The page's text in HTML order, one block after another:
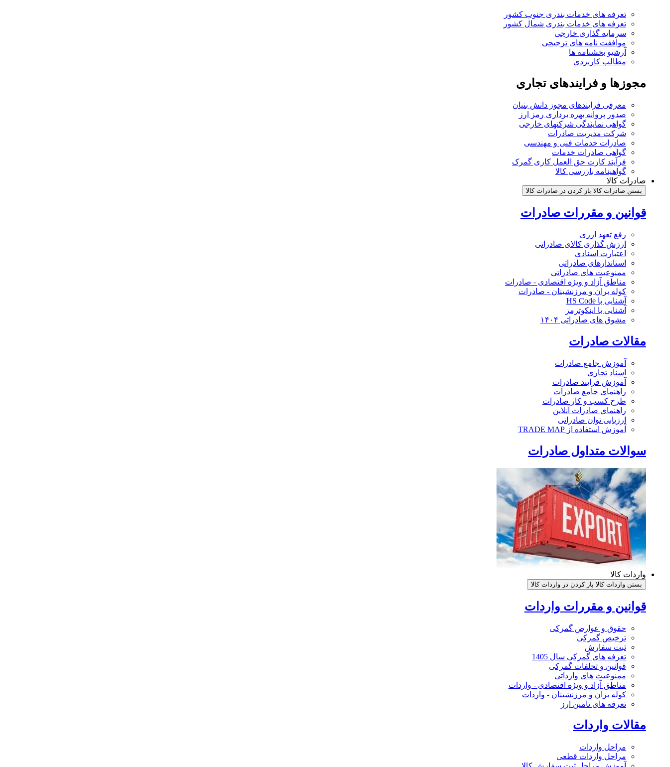
تعرفه های خدمات بندری جنوب کشور
تعرفه های خدمات بندری شمال کشور
سرمایه گذاری خارجی
موافقت نامه های ترجیحی
آرشیو بخشنامه ها
مطالب کاربردی
مجوزها و فرایندهای تجاری
معرفی فرایندهای مجوز دانش بنیان
صدور پروانه بهره برداری رمز ارز
گواهی نمایندگی شرکتهای خارجی
شرکت مدیریت صادرات
صادرات خدمات فنی و مهندسی
گواهی صادرات خدمات
فرآیند کارت حق العمل کاری گمرک
گواهینامه بازرسی کالا
صادرات کالا
بستن صادرات کالا باز کردن در صادرات کالا
قوانین و مقررات صادرات
رفع تعهد ارزی
ارزش گذاری کالای صادراتی
اعتبارت اسنادی
استاندارهای صادراتی
ممنوعیت های صادراتی
مناطق آزاد و ویژه اقتصادی - صادرات
کوله بران و مرزنشینان - صادرات
آشنایی با HS Code
آشنایی با اینکوترمز
مشوق های صادراتی ۱۴۰۴
مقالات صادرات
آموزش جامع صادرات
اسناد تجاری
آموزش فرایند صادرات
راهنمای جامع صادرات
طرح کسب و کار صادرات
راهنمای صادرات آنلاین
ارزیابی توان صادراتی
آموزش استفاده از TRADE MAP
سوالات متداول صادرات
واردات کالا
بستن واردات کالا باز کردن در واردات کالا
قوانین و مقررات واردات
حقوق و عوارض گمرکی
ترخیص گمرکی
ثبت سفارش
تعرفه های گمرکی سال 1405
قوانین و تخلفات گمرکی
ممنوعیت های وارداتی
مناطق آزاد و ویژه اقتصادی - واردات
کوله بران و مرزنشینان - واردات
تعرفه های تامین ارز
مقالات واردات
مراحل واردات
مراحل واردات قطعی